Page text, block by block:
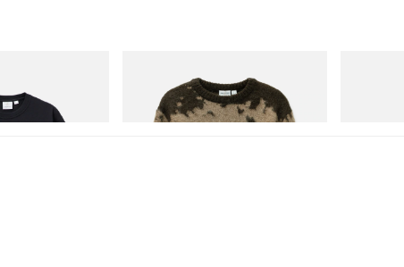
Mohair Splatter Sweater
Jetzt einkaufen